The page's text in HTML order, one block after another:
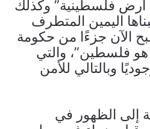
أرض فلسطينية” وكذلك
اليمين المتطرف
الآن جزءًا من حكومة
هو فلسطين”، والتي
وبالتالي للأمن
إلى الظهور في